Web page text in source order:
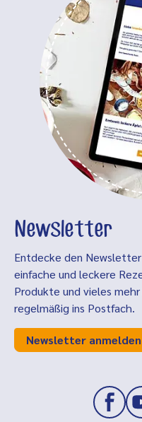
Newsletter
Entdecke den
einfache und leckere
Produkte und vieles
regelmäßig ins Postfach.
Newsletter anmelden